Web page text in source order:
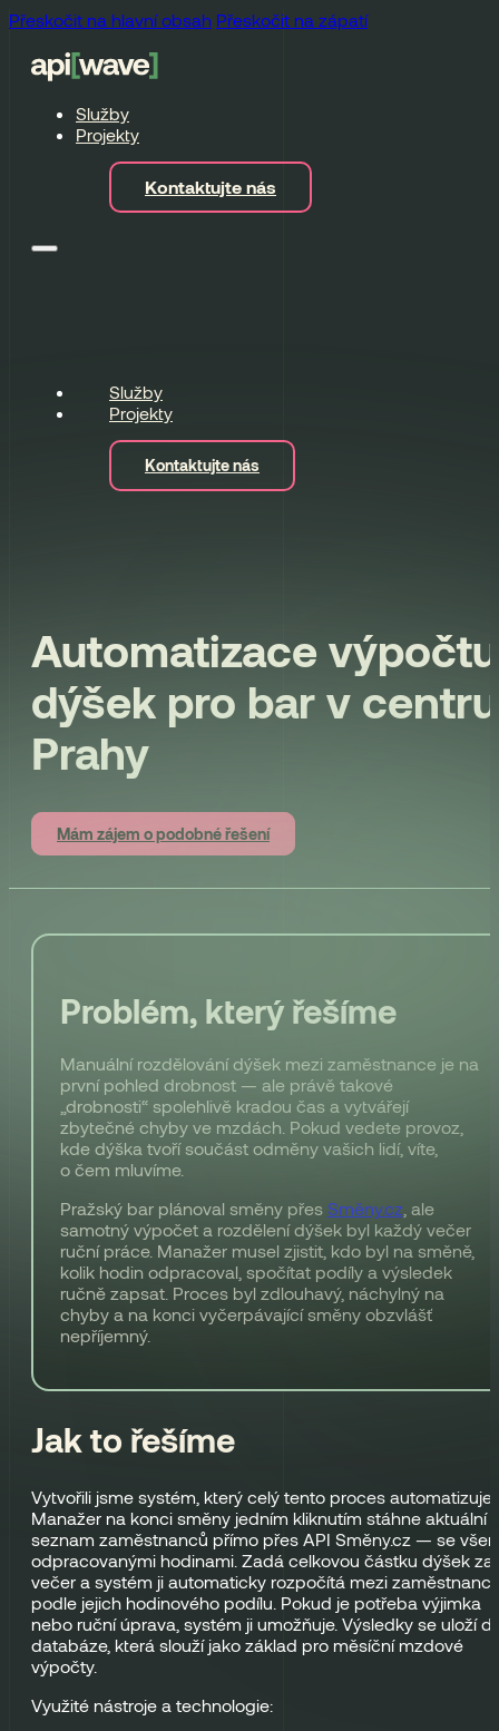
Přeskočit na hlavní obsah Přeskočit na zápatí
Služby
Projekty
Kontaktujte nás
Služby
Projekty
Kontaktujte nás
Automatizace výpočtu
dýšek pro bar v centru
Prahy
Mám zájem o podobné řešení
Problém, který řešíme
Manuální rozdělování dýšek mezi zaměstnance je na
první pohled drobnost — ale právě takové
„drobnosti“ spolehlivě kradou čas a vytvářejí
zbytečné chyby ve mzdách. Pokud vedete provoz,
kde dýška tvoří součást odměny vašich lidí, víte,
o čem mluvíme.
Pražský bar plánoval směny přes Směny.cz , ale
samotný výpočet a rozdělení dýšek byl každý večer
ruční práce. Manažer musel zjistit, kdo byl na směně,
kolik hodin odpracoval, spočítat podíly a výsledek
ručně zapsat. Proces byl zdlouhavý, náchylný na
chyby a na konci vyčerpávající směny obzvlášť
nepříjemný.
Jak to řešíme
Vytvořili jsme systém, který celý tento proces automatizuje.
Manažer na konci směny jedním kliknutím stáhne aktuální
seznam zaměstnanců přímo přes API Směny.cz — se
odpracovanými hodinami. Zadá celkovou částku dýšek za
večer a systém ji automaticky rozpočítá mezi
podle jejich hodinového podílu. Pokud je potřeba výjimka
nebo ruční úprava, systém ji umožňuje. Výsledky se uloží
databáze, která slouží jako základ pro měsíční mzdové
výpočty.
Využité nástroje a technologie: